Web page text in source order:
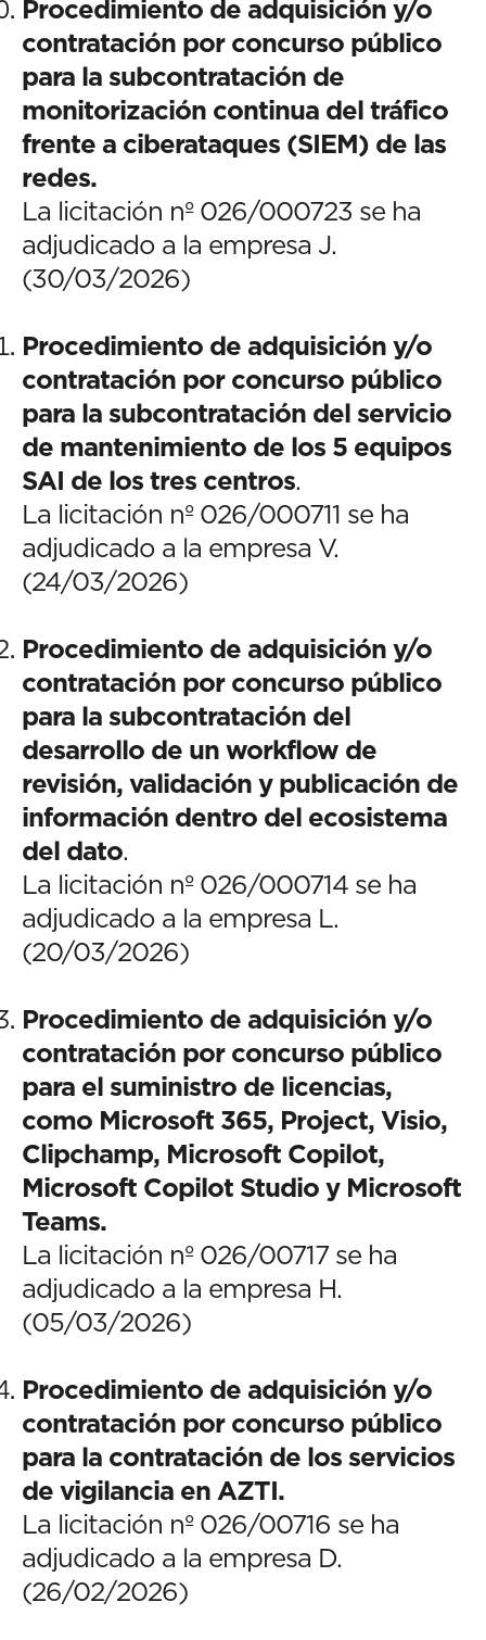
Procedimiento de adquisición y/o
contratación por concurso público
para la subcontratación de
monitorización continua del tráfico
frente a ciberataques (SIEM) de las
redes.
La licitación nº 026/000723 se ha
adjudicado a la empresa J.
(30/03/2026)
Procedimiento de adquisición y/o
contratación por concurso público
para la subcontratación del servicio
de mantenimiento de los 5 equipos
SAI de los tres centros.
La licitación nº 026/000711 se ha
adjudicado a la empresa V.
(24/03/2026)
Procedimiento de adquisición y/o
contratación por concurso público
para la subcontratación del
desarrollo de un workflow de
revisión, validación y publicación de
información dentro del ecosistema
del dato.
La licitación nº 026/000714 se ha
adjudicado a la empresa L.
(20/03/2026)
Procedimiento de adquisición y/o
contratación por concurso público
para el suministro de licencias,
como Microsoft 365, Project, Visio,
Clipchamp, Microsoft Copilot,
Microsoft Copilot Studio y Microsoft
Teams.
La licitación nº 026/00717 se ha
adjudicado a la empresa H.
(05/03/2026)
Procedimiento de adquisición y/o
contratación por concurso público
para la contratación de los servicios
de vigilancia en AZTI.
La licitación nº 026/00716 se ha
adjudicado a la empresa D.
(26/02/2026)